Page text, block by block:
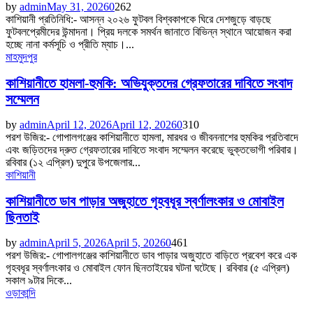
by adminMay 31, 20260262
কাশিয়ানী প্রতিনিধি:- আসন্ন ২০২৬ ফুটবল বিশ্বকাপকে ঘিরে দেশজুড়ে বাড়ছে
ফুটবলপ্রেমীদের উন্মাদনা। প্রিয় দলকে সমর্থন জানাতে বিভিন্ন স্থানে আয়োজন করা
হচ্ছে নানা কর্মসূচি ও প্রীতি ম্যাচ।...
মাহমুদপুর
কাশিয়ানীতে হামলা-হুমকি: অভিযুক্তদের গ্রেফতারের দাবিতে সংবাদ
সম্মেলন
by adminApril 12, 2026April 12, 20260310
পরশ উজির:- গোপালগঞ্জের কাশিয়ানীতে হামলা, মারধর ও জীবননাশের হুমকির প্রতিবাদে
এবং জড়িতদের দ্রুত গ্রেফতারের দাবিতে সংবাদ সম্মেলন করেছে ভুক্তভোগী পরিবার।
রবিবার (১২ এপ্রিল) দুপুরে উপজেলার...
কাশিয়ানী
কাশিয়ানীতে ডাব পাড়ার অজুহাতে গৃহবধূর স্বর্ণালংকার ও মোবাইল
ছিনতাই
by adminApril 5, 2026April 5, 20260461
পরশ উজির:- গোপালগঞ্জের কাশিয়ানীতে ডাব পাড়ার অজুহাতে বাড়িতে প্রবেশ করে এক
গৃহবধূর স্বর্ণালংকার ও মোবাইল ফোন ছিনতাইয়ের ঘটনা ঘটেছে। রবিবার (৫ এপ্রিল)
সকাল ৯টার দিকে...
ওড়াকান্দি